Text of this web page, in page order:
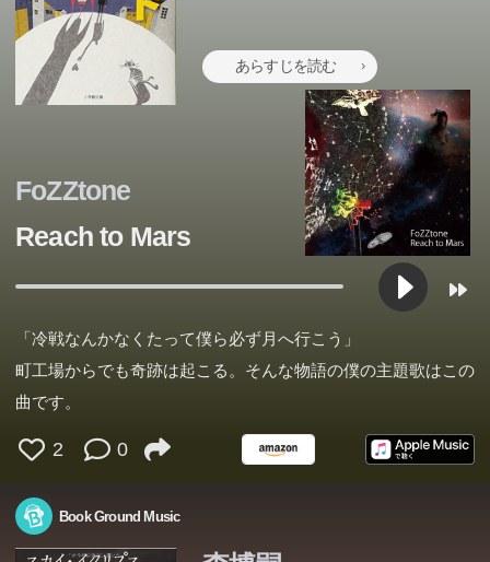
あらすじを読む
FoZZtone
Reach to Mars
「冷戦なんかなくたって僕ら必ず月へ行こう」
町工場からでも奇跡は起こる。そんな物語の僕の主題歌はこの
曲です。
2 0
Book Ground Music